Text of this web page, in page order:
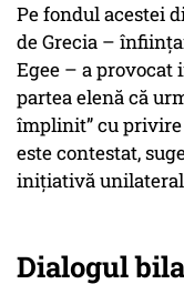
Pe fondul acestei
de Grecia –
Egee – a provocat
partea elenă că
împlinit” cu privire
este contestat,
inițiativă
Dialogul